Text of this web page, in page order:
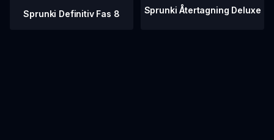
Sprunki Definitiv Fas 8 Sprunki Återtagning Deluxe